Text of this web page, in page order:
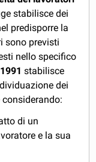
stabilisce dei
predisporre la
sono previsti
nello specifico
stabilisce
dei
di un
e la sua